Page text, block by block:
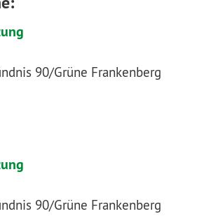
90/Grüne Frankenberg
90/Grüne Frankenberg